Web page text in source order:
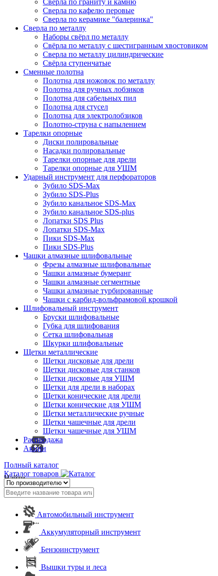
Сверла по граниту и камню
Сверла по кафелю перовые
Сверла по керамике "балеринка"
Сверла по металлу
Наборы свёрл по металлу
Свёрла по металлу с шестигранным хвостовиком
Сверла по металлу цилиндрические
Свёрла ступенчатые
Сменные полотна
Полотна для ножовок по металлу
Полотна для ручных лобзиков
Полотна для сабельных пил
Полотна для стусел
Полотна для электролобзиков
Полотно-струна с напылением
Тарелки опорные
Диски полировальные
Насадки полировальные
Тарелки опорные для дрели
Тарелки опорные для УШМ
Ударный инструмент для перфораторов
Зубило SDS-Max
Зубило SDS-Plus
Зубило канальное SDS-Max
Зубило канальное SDS-plus
Лопатки SDS Plus
Лопатки SDS-Max
Пики SDS-Max
Пики SDS-Plus
Чашки алмазные шлифовальные
Фрезы алмазные шлифовальные
Чашки алмазные бумеранг
Чашки алмазные сегментные
Чашки алмазные турбированные
Чашки с карбид-вольфрамовой крошкой
Шлифовальный инструмент
Бруски шлифовальные
Губка для шлифования
Сетка шлифовальная
Шкурки шлифовальные
Щетки металлические
Щетки дисковые для дрели
Щетки дисковые для станков
Щетки дисковые для УШМ
Щетки для дрели в наборах
Щетки конические для дрели
Щетки конические для УШМ
Щетки металлические ручные
Щетки чашечные для дрели
Щетки чашечные для УШМ
Распродажа
Акции
Полный каталог
Каталог товаров
Найти
Автомобильный инструмент
Аккумуляторный инструмент
Бензоинструмент
Вышки туры и леса